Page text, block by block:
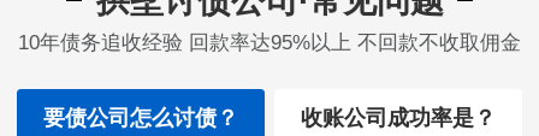
10年债务追收经验 回款率达95%以上 不回款不收取佣金
要债公司怎么讨债？ 收账公司成功率是？